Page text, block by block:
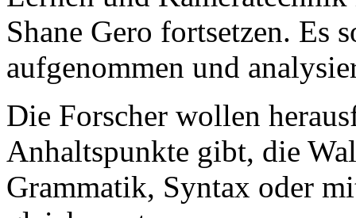
Shane Gero fortsetzen.
aufgenommen und
Die Forscher wollen
Anhaltspunkte gibt, die
Grammatik, Syntax oder